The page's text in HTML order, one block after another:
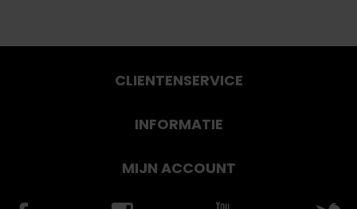
CLIENTENSERVICE
INFORMATIE
MIJN ACCOUNT